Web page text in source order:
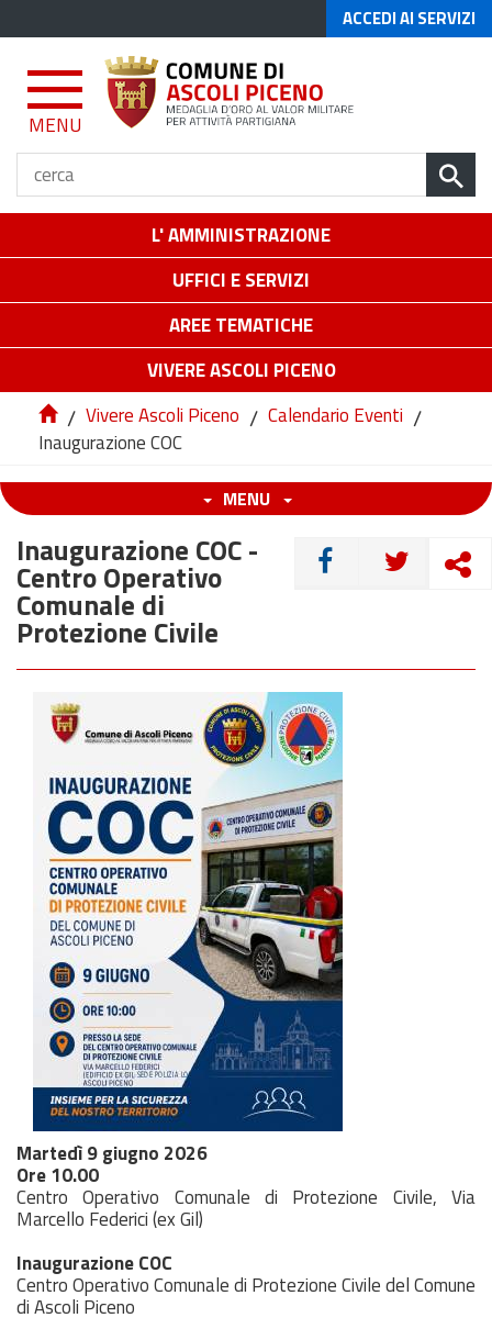
ACCEDI AI SERVIZI
MENU
L' AMMINISTRAZIONE
UFFICI E SERVIZI
AREE TEMATICHE
VIVERE ASCOLI PICENO
/ Vivere Ascoli Piceno / Calendario Eventi /
Inaugurazione COC
MENU
CONDIVIDI
Inaugurazione COC -
Centro Operativo
Comunale di
Protezione Civile
Martedì 9 giugno 2026
Ore 10.00
Centro Operativo Comunale di Protezione Civile, Via
Marcello Federici (ex Gil)
Inaugurazione COC
Centro Operativo Comunale di Protezione Civile del Comune
di Ascoli Piceno